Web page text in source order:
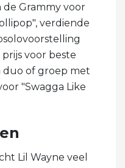
Grammy voor
verdiende
voor beste
duo of groep met
"Swagga Like
Lil Wayne veel